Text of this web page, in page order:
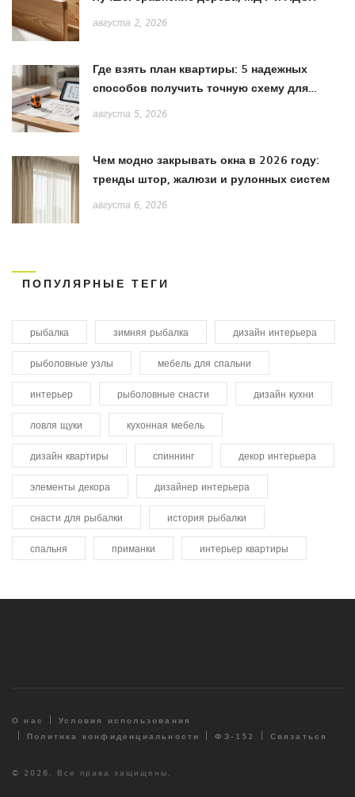
августа 2, 2026
Где взять план квартиры: 5 надежных
способов получить точную схему для
ремонта
августа 5, 2026
Чем модно закрывать окна в 2026 году:
тренды штор, жалюзи и рулонных систем
августа 6, 2026
ПОПУЛЯРНЫЕ ТЕГИ
рыбалка зимняя рыбалка дизайн интерьера
рыболовные узлы мебель для спальни
интерьер рыболовные снасти дизайн кухни
ловля щуки кухонная мебель
дизайн квартиры спиннинг декор интерьера
элементы декора дизайнер интерьера
снасти для рыбалки история рыбалки
спальня приманки интерьер квартиры
О нас
Условия использования
Политика конфиденциальности
ФЗ-152 Связаться
© 2026. Все права защищены.